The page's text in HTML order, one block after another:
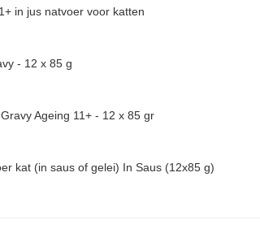
in jus natvoer voor katten
- 12 x 85 g
Ageing 11+ - 12 x 85 gr
kat (in saus of gelei) In Saus (12x85 g)